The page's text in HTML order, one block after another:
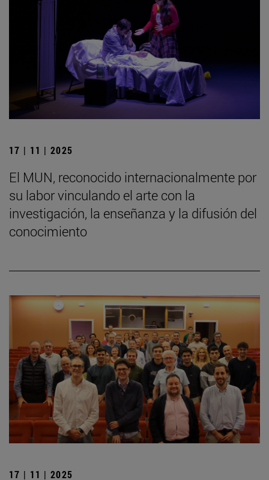
17 | 11 | 2025
El MUN, reconocido internacionalmente por
su labor vinculando el arte con la
investigación, la enseñanza y la difusión del
conocimiento
17 | 11 | 2025